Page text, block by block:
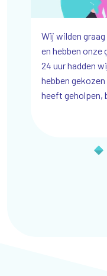
Wij wilden
en hebben onze
24 uur hadden
hebben
heeft geholpen,